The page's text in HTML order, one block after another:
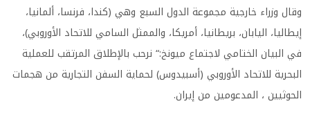
وقال وزراء خارجية مجموعة الدول السبع وهي (كندا، فرنسا، ألمانيا،
إيطاليا، اليابان، بريطانيا، أمريكا، والممثل السامي للاتحاد الأوروبي)،
في البيان الختامي لاجتماع ميونخ:“ نرحب بالإطلاق المرتقب للعملية
البحرية للاتحاد الأوروبي (أسبيدوس) لحماية السفن التجارية من هجمات
الحوثيين ، المدعومين من إيران.